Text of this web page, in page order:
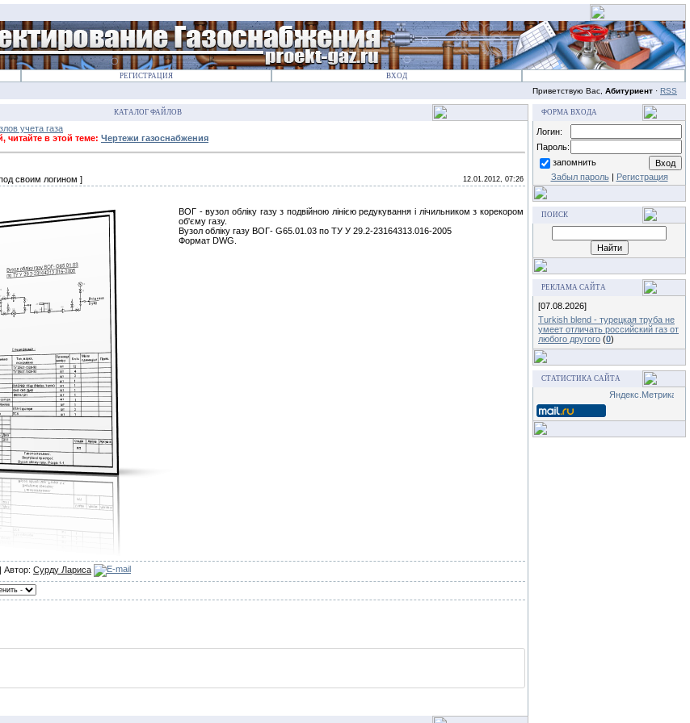
РЕГИСТРАЦИЯ ВХОД
Приветствую Вас, Абитуриент · RSS
КАТАЛОГ ФАЙЛОВ
учета газа
читайте в этой теме: Чертежи газоснабжения
своим логином ] 12.01.2012, 07:26
ВОГ - вузол обліку газу з подвійною лінією редукування і лічильником з корекором
об'єму газу.
Вузол облiку газу ВОГ- G65.01.03 по ТУ У 29.2-23164313.016-2005
Формат DWG.
| Автор: Сурду Лариса
ФОРМА ВХОДА
Логин:
Пароль:
запомнить
Забыл пароль| Регистрация
ПОИСК
РЕКЛАМА САЙТА
[07.08.2026]
Turkish blend - турецкая труба не
умеет отличать российский газ от
любого другого (0)
СТАТИСТИКА САЙТА